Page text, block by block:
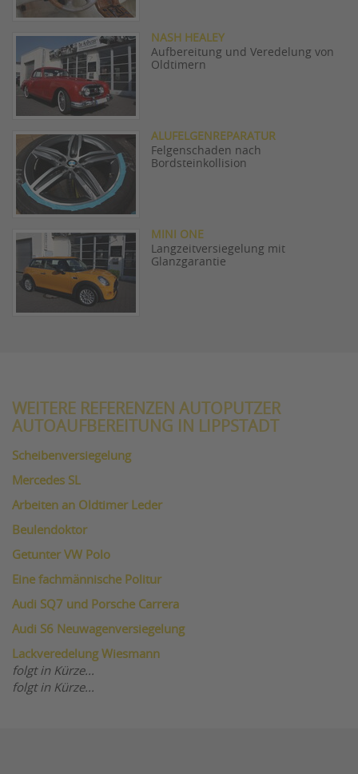
NASH HEALEY
Aufbereitung und Veredelung von
Oldtimern
ALUFELGENREPARATUR
Felgenschaden nach
Bordsteinkollision
MINI ONE
Langzeitversiegelung mit
Glanzgarantie
WEITERE REFERENZEN AUTOPUTZER
AUTOAUFBEREITUNG IN LIPPSTADT
Scheibenversiegelung
Mercedes SL
Arbeiten an Oldtimer Leder
Beulendoktor
Getunter VW Polo
Eine fachmännische Politur
Audi SQ7 und Porsche Carrera
Audi S6 Neuwagenversiegelung
Lackveredelung Wiesmann
folgt in Kürze...
folgt in Kürze...